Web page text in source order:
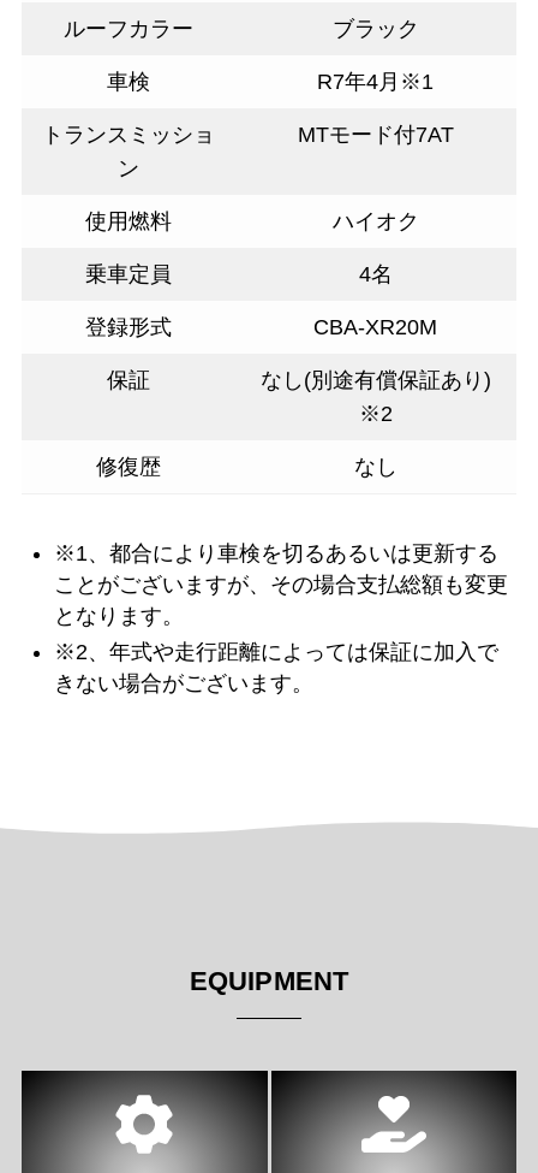
ルーフカラー ブラック
車検 R7年4月※1
トランスミッショ
ン
MTモード付7AT
使用燃料 ハイオク
乗車定員 4名
登録形式 CBA-XR20M
保証
なし(別途有償保証あり)
※2
修復歴 なし
※1、都合により車検を切るあるいは更新する
ことがございますが、その場合支払総額も変更
となります。
※2、年式や走行距離によっては保証に加入で
きない場合がございます。
EQUIPMENT